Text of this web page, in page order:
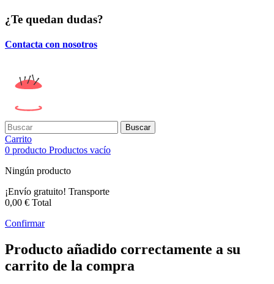
¿Te quedan dudas?
Contacta con nosotros
Buscar
Carrito
0 producto Productos vacío
Ningún producto
¡Envío gratuito! Transporte
0,00 € Total
Confirmar
Producto añadido correctamente a su
carrito de la compra